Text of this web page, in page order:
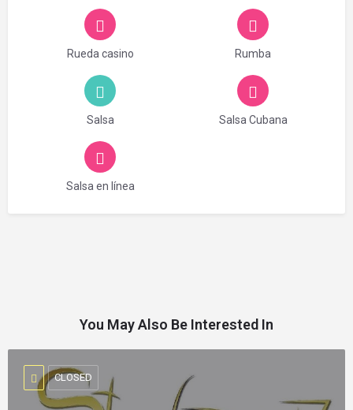
Rueda casino Rumba
Salsa Salsa Cubana
Salsa en línea
You May Also Be Interested In
CLOSED